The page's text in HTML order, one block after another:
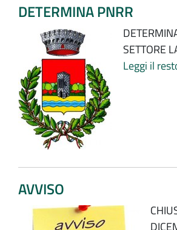
DETERMINA PNRR
SETTORE
Leggi il
AVVISO